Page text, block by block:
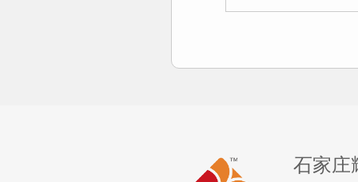
石家庄